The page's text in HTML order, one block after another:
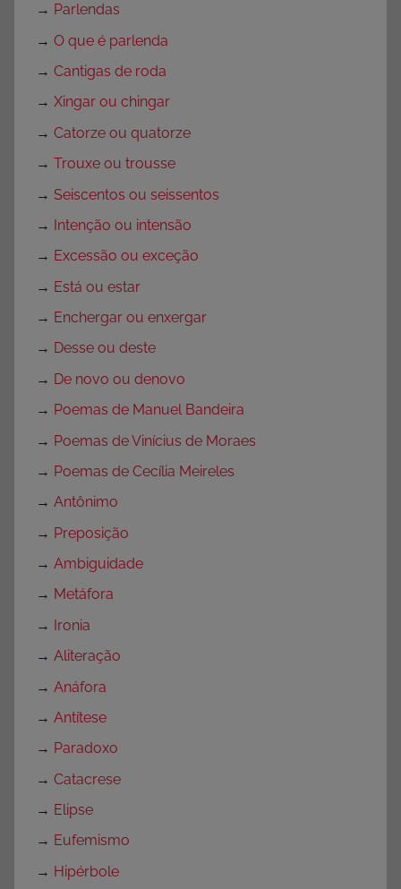
→ Parlendas
→ O que é parlenda
→ Cantigas de roda
→ Xingar ou chingar
→ Catorze ou quatorze
→ Trouxe ou trousse
→ Seiscentos ou seissentos
→ Intenção ou intensão
→ Excessão ou exceção
→ Está ou estar
→ Enchergar ou enxergar
→ Desse ou deste
→ De novo ou denovo
→ Poemas de Manuel Bandeira
→ Poemas de Vinícius de Moraes
→ Poemas de Cecília Meireles
→ Antônimo
→ Preposição
→ Ambiguidade
→ Metáfora
→ Ironia
→ Aliteração
→ Anáfora
→ Antítese
→ Paradoxo
→ Catacrese
→ Elipse
→ Eufemismo
→ Hipérbole